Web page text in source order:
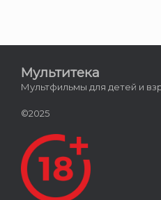
Мультитека
Мультфильмы для детей и
©2025